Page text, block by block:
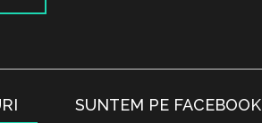
SUNTEM PE FACEBOOK